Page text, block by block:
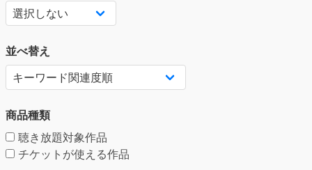
並べ替え
商品種類
聴き放題対象作品
チケットが使える作品